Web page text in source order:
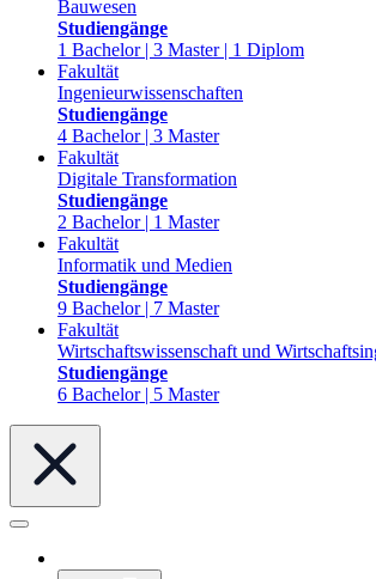
Bauwesen
Studiengänge
1 Bachelor | 3 Master | 1 Diplom
Fakultät
Ingenieurwissenschaften
Studiengänge
4 Bachelor | 3 Master
Fakultät
Digitale Transformation
Studiengänge
2 Bachelor | 1 Master
Fakultät
Informatik und Medien
Studiengänge
9 Bachelor | 7 Master
Fakultät
Wirtschaftswissenschaft und
Studiengänge
6 Bachelor | 5 Master